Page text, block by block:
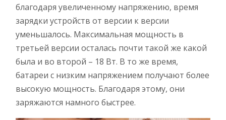
благодаря увеличенному напряжению, время
зарядки устройств от версии к версии
уменьшалось. Максимальная мощность в
третьей версии осталась почти такой же какой
была и во второй – 18 Вт. В то же время,
батареи с низким напряжением получают более
высокую мощность. Благодаря этому, они
заряжаются намного быстрее.